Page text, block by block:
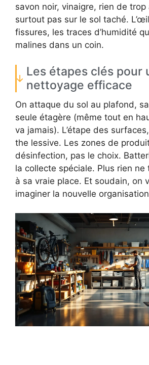
savon noir, vinaigre, rien de trop
surtout pas sur le sol taché.
fissures, les traces d’humidité
malines dans un coin.
Les étapes clés pour
nettoyage efficace
On attaque du sol au plafond,
seule étagère (même tout en
va jamais). L’étape des
the lessive. Les zones de
désinfection, pas le choix.
la collecte spéciale. Plus rien
à sa vraie place. Et soudain, on
imaginer la nouvelle